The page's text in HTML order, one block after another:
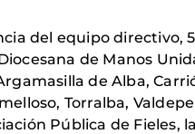
del equipo directivo,
de Manos
de Alba,
Torralba,
Pública de Fieles,